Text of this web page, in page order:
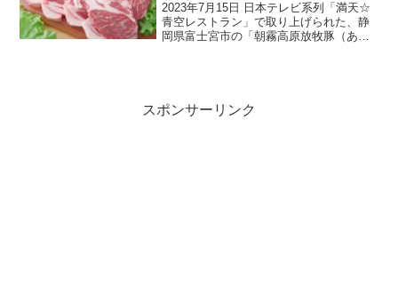
2023年7月15日 日本テレビ系列「満天☆
青空レストラン」で取り上げられた、静
岡県富士宮市の「朝霧高原放牧豚（あさ
スポンサーリンク